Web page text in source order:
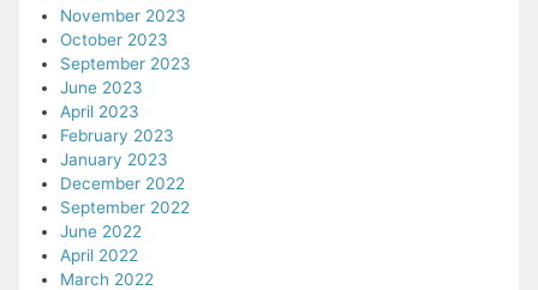
November 2023
October 2023
September 2023
June 2023
April 2023
February 2023
January 2023
December 2022
September 2022
June 2022
April 2022
March 2022